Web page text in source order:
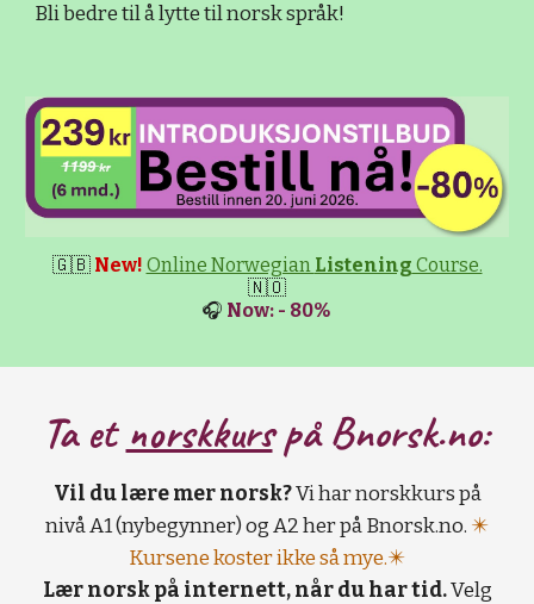
Bli bedre til å lytte til norsk språk!
🇬🇧 New! Online Norwegian Listening Course.
🇳🇴
🎧 Now: - 80%
Ta et norskkurspå Bnorsk.no:
Vil du lære mer norsk?Vi har norskkurs på
nivå A1 (nybegynner) og A2 her på Bnorsk.no. ✴️
Kursene koster ikke så mye.✴️
Lær norsk på internett, når du har tid.Velg